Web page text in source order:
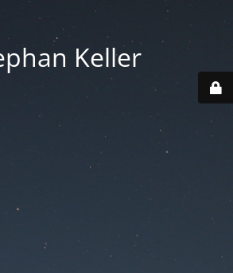
Keller